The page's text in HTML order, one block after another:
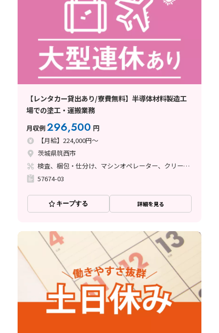
【レンタカー貸出あり/寮費無料】半導体材料製造工
場での塗工・運搬業務
月収例296,500 円
【月給】224,000円～
茨城県筑西市
検査、梱包・仕分け、マシンオペレーター、クリーンルーム、清掃・洗浄、フォークリフト、玉掛け・クレーン、立ち作業、塗装
57674-03
キープする 詳細を見る